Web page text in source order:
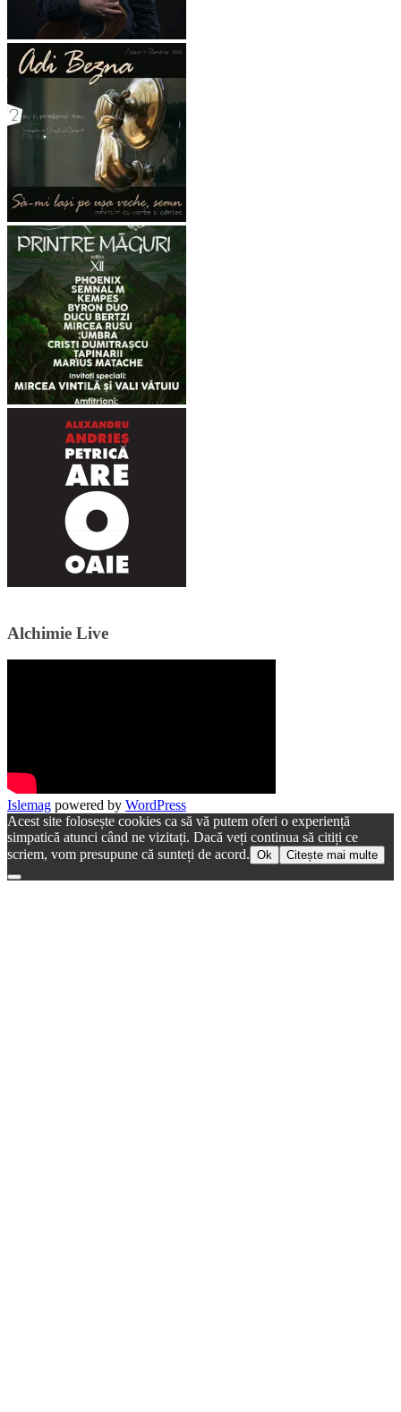
Alchimie Live
Islemag powered by WordPress
Acest site folosește cookies ca să vă putem oferi o experiență
simpatică atunci când ne vizitați. Dacă veți continua să citiți ce
scriem, vom presupune că sunteți de acord. Ok Citește mai multe